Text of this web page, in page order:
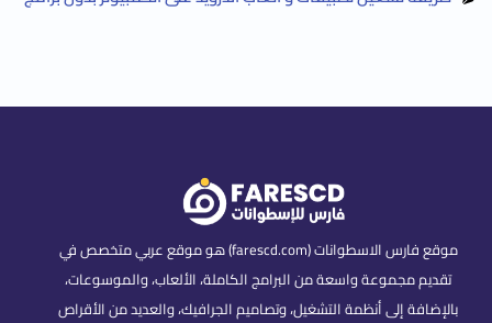
موقع فارس الاسطوانات (farescd.com) هو موقع عربي متخصص في
تقديم مجموعة واسعة من البرامج الكاملة، الألعاب، والموسوعات،
بالإضافة إلى أنظمة التشغيل، وتصاميم الجرافيك، والعديد من الأقراص